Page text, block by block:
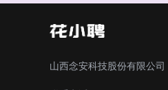
山西念安科技股份有限公司